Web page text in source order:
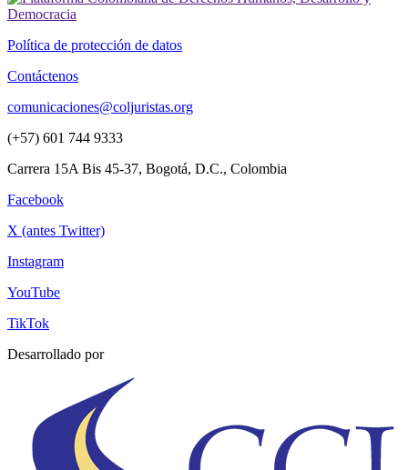
Política de protección de datos
Contáctenos
comunicaciones@coljuristas.org
(+57) 601 744 9333
Carrera 15A Bis 45-37, Bogotá, D.C., Colombia
Facebook
X (antes Twitter)
Instagram
YouTube
TikTok
Desarrollado por